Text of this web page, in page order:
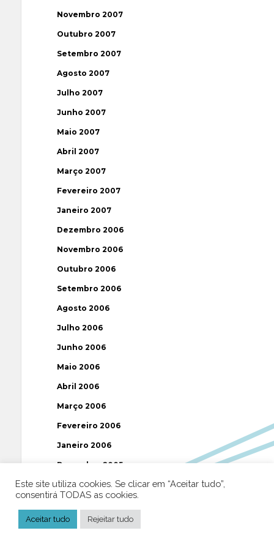
Novembro 2007
Outubro 2007
Setembro 2007
Agosto 2007
Julho 2007
Junho 2007
Maio 2007
Abril 2007
Março 2007
Fevereiro 2007
Janeiro 2007
Dezembro 2006
Novembro 2006
Outubro 2006
Setembro 2006
Agosto 2006
Julho 2006
Junho 2006
Maio 2006
Abril 2006
Março 2006
Fevereiro 2006
Janeiro 2006
Dezembro 2005
Novembro 2005
Setembro 2005
Este site utiliza cookies. Se clicar em “Aceitar tudo”,
consentirá TODAS as cookies.
Aceitar tudo Rejeitar tudo